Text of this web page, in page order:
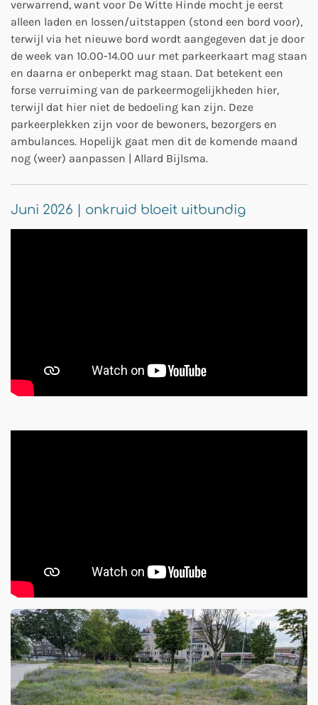
verwarrend, want voor De Witte Hinde mocht je eerst
alleen laden en lossen/uitstappen (stond een bord voor),
terwijl via het nieuwe bord wordt aangegeven dat je door
de week van 10.00-14.00 uur met parkeerkaart mag staan
en daarna er onbeperkt mag staan. Dat betekent een
forse verruiming van de parkeermogelijkheden hier,
terwijl dat hier niet de bedoeling kan zijn. Deze
parkeerplekken zijn voor de bewoners, bezorgers en
ambulances. Hopelijk gaat men dit de komende maand
nog (weer) aanpassen | Allard Bijlsma.
Juni 2026 | onkruid bloeit uitbundig